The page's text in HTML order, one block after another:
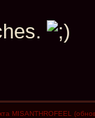
MISANTHROFEEL